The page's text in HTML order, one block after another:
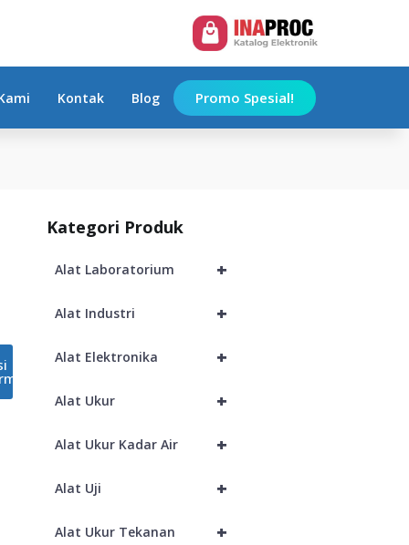
Kontak Blog Promo Spesial!
Kategori Produk
+
Alat Laboratorium
+
Alat Industri
+
Alat Elektronika
+
Alat Ukur
+
Alat Ukur Kadar Air
+
Alat Uji
+
Alat Ukur Tekanan
Add to Cart